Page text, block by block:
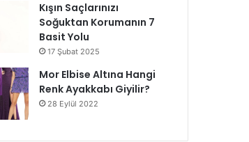
Kışın Saçlarınızı
Soğuktan Korumanın 7
Basit Yolu
17 Şubat 2025
Mor Elbise Altına Hangi
Renk Ayakkabı Giyilir?
28 Eylül 2022